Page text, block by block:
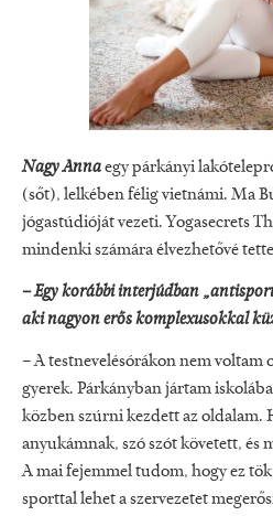
Nagy Annaegy párkányi
(sőt), lelkében félig vietnámi. Ma
jógastúdióját vezeti. Yogasecrets
mindenki számára élvezhetővé
– Egy korábbi interjúdban
aki nagyon erős komplexusokkal
– A testnevelésórákon nem voltam
gyerek. Párkányban jártam
közben szúrni kezdett az oldalam.
anyukámnak, szó szót követett, és
A mai fejemmel tudom, hogy ez
sporttal lehet a szervezetet